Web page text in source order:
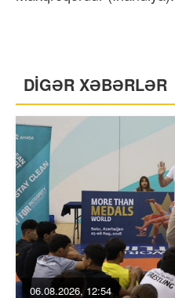
DİGƏR XƏBƏRLƏR
06.08.2026, 12:54